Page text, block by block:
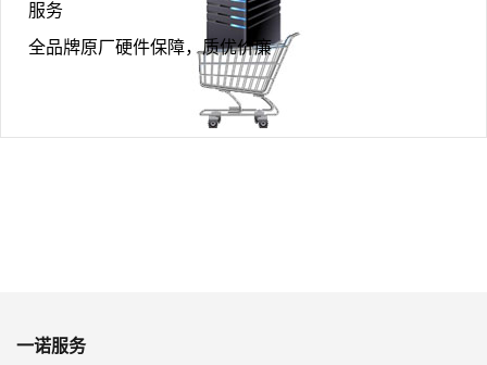
服务
全品牌原厂硬件保障，质优价廉
一诺服务